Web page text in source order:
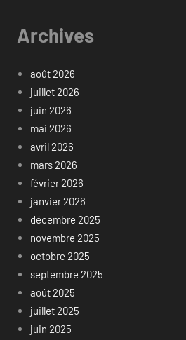
Archives
août 2026
juillet 2026
juin 2026
mai 2026
avril 2026
mars 2026
février 2026
janvier 2026
décembre 2025
novembre 2025
octobre 2025
septembre 2025
août 2025
juillet 2025
juin 2025